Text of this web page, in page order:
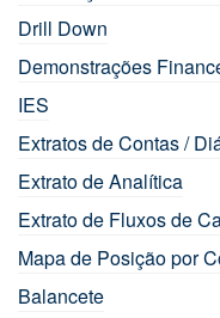
Drill Down
Demonstrações
IES
Extratos de Contas /
Extrato de Analítica
Extrato de Fluxos de
Mapa de Posição por
Balancete